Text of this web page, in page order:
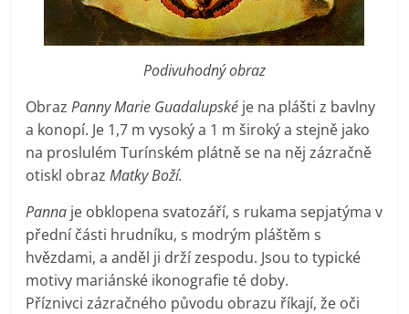
Podivuhodný obraz
ObrazPanny Marie Guadalupské je na plášti z bavlny
a konopí. Je 1,7 m vysoký a 1 m široký a stejně jako
na proslulém Turínském plátně se na něj zázračně
otiskl obrazMatky Boží.
Panna je obklopena svatozáří, s rukama sepjatýma v
přední části hrudníku, s modrým pláštěm s
hvězdami, a anděl ji drží zespodu. Jsou to typické
motivy mariánské ikonografie té doby.
Příznivci zázračného původu obrazu říkají, že oči